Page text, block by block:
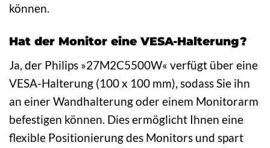
können.
Hat der Monitor eine VESA-Halterung?
Ja, der Philips »27M2C5500W« verfügt über eine
VESA-Halterung (100 x 100 mm), sodass Sie ihn
an einer Wandhalterung oder einem Monitorarm
befestigen können. Dies ermöglicht Ihnen eine
flexible Positionierung des Monitors und spart